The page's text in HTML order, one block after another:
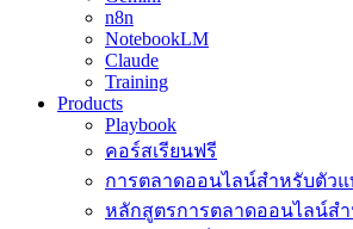
n8n
NotebookLM
Claude
Training
Products
Playbook
คอร์สเรียนฟรี
การตลาดออนไลน์สำหรับตัว
หลักสูตรการตลาดออนไลน์ส